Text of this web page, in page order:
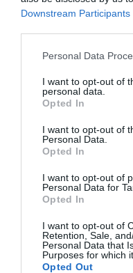
Downstream Participants
Please note that this
not limited to your visit
grant or deny consent to
use your data for below
consent section.
Personal Data
I want to opt-out of
personal data.
Opted In
I want to opt-out of
Personal Data.
Opted In
I want to opt-out of
Personal Data for
Opted In
I want to opt-out of
Retention, Sale,
Personal Data that
Purposes for which
Opted Out
Legfrissebb